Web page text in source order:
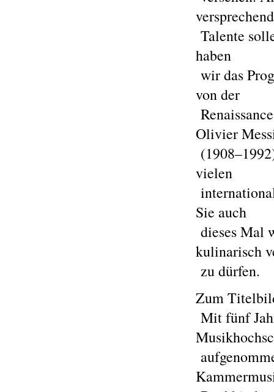
Talente
haben
wir das
von der
Olivier
vielen
Sie auch
dieses Mal
kulinarisch
zu dürfen.
Zum
Mit fünf